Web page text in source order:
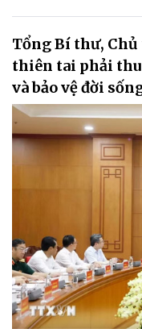
Tổng Bí thư,
thiên tai phải thu
và bảo vệ đời